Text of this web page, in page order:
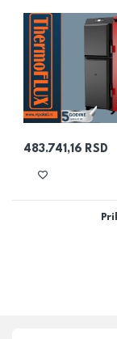
483.741,16 RSD